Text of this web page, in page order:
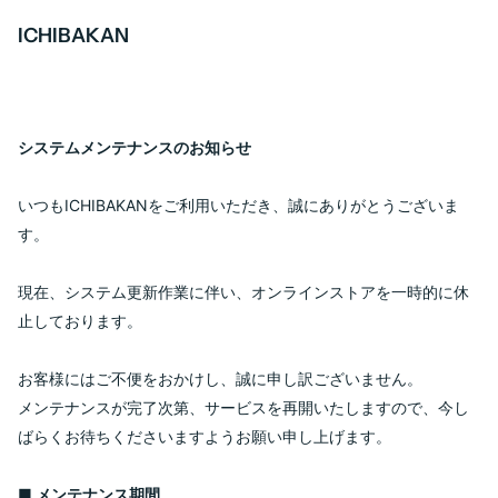
ICHIBAKAN
システムメンテナンスのお知らせ
いつもICHIBAKANをご利用いただき、誠にありがとうございま
す。
現在、システム更新作業に伴い、オンラインストアを一時的に休
止しております。
お客様にはご不便をおかけし、誠に申し訳ございません。
メンテナンスが完了次第、サービスを再開いたしますので、今し
ばらくお待ちくださいますようお願い申し上げます。
■ メンテナンス期間